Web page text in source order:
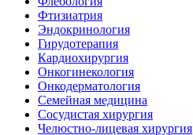
Фтизиатрия
Эндокринология
Гирудотерапия
Кардиохирургия
Онкогинекология
Онкодерматология
Семейная медицина
Сосудистая хирургия
Челюстно-лицевая хирургия